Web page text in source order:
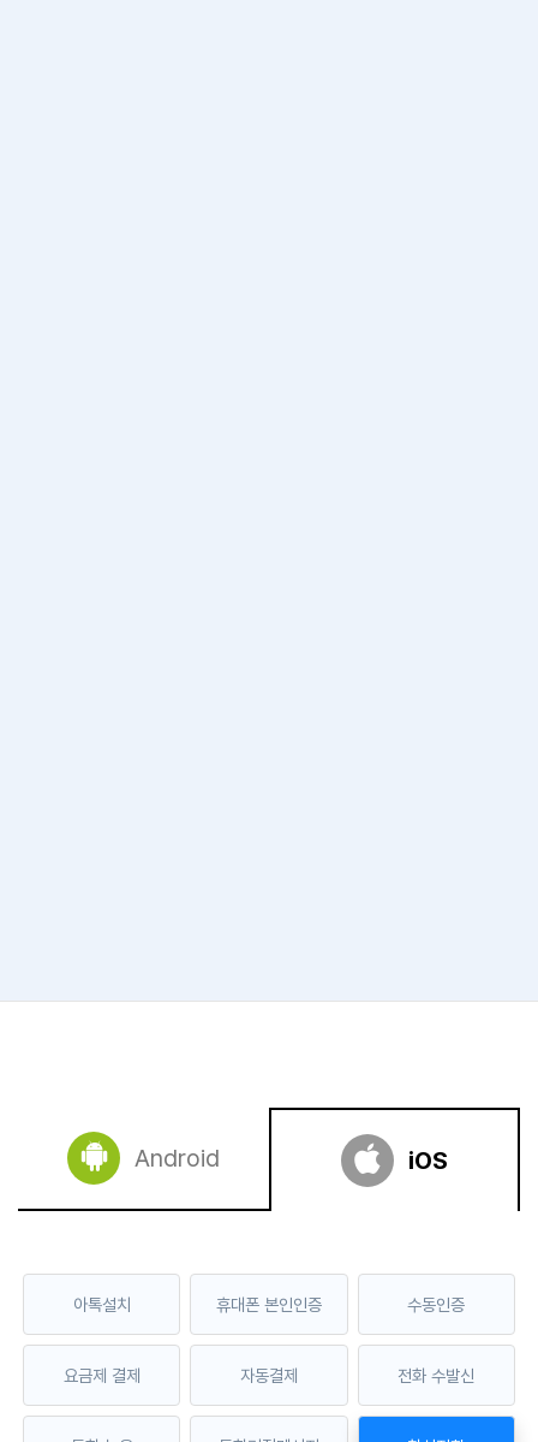
Android iOS
아톡설치 휴대폰 본인인증 수동인증
요금제 결제 자동결제 전화 수발신